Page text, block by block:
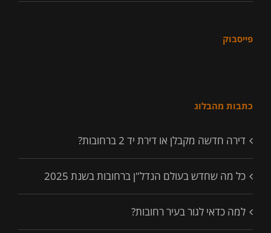
פייסבוק
כתבות מהבלוג
דירה חדשה מקבלן או דירת יד 2 ברחובות?
כל מה שחדש בעולם הנדל"ן ברחובות בשנת 2025
למה כדאי לגור בעיר רחובות?